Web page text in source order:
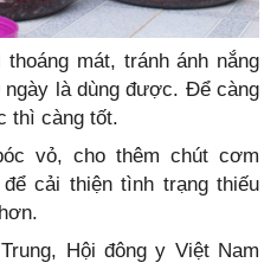
mát, tránh ánh nắng
là dùng được. Để càng
thì càng tốt.
vỏ, cho thêm chút cơm
cải thiện tình trạng thiếu
Hội đông y Việt Nam